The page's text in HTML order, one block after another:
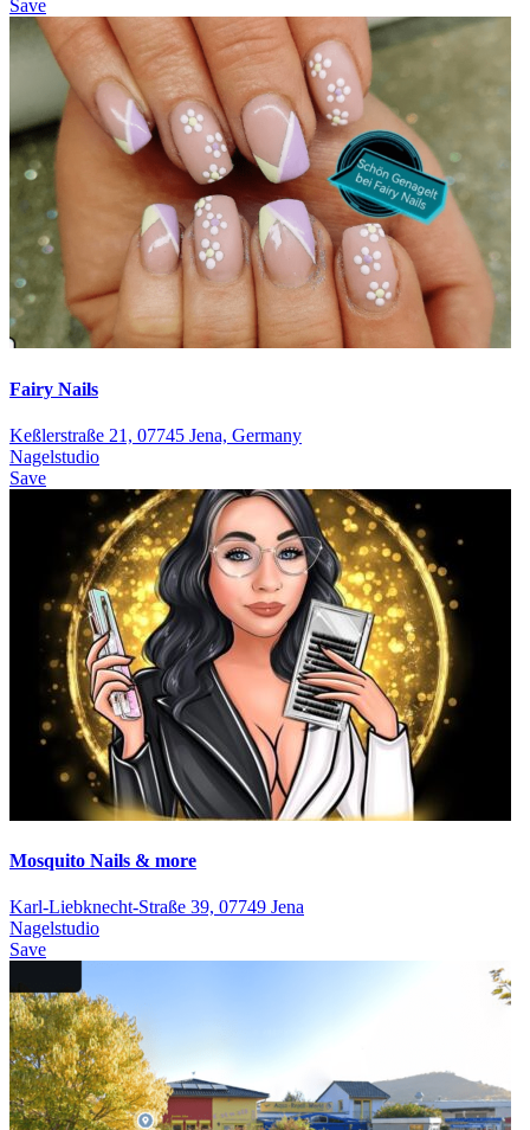
Save
Fairy Nails
Keßlerstraße 21, 07745 Jena, Germany
Nagelstudio
Save
Mosquito Nails & more
Karl-Liebknecht-Straße 39, 07749 Jena
Nagelstudio
Save